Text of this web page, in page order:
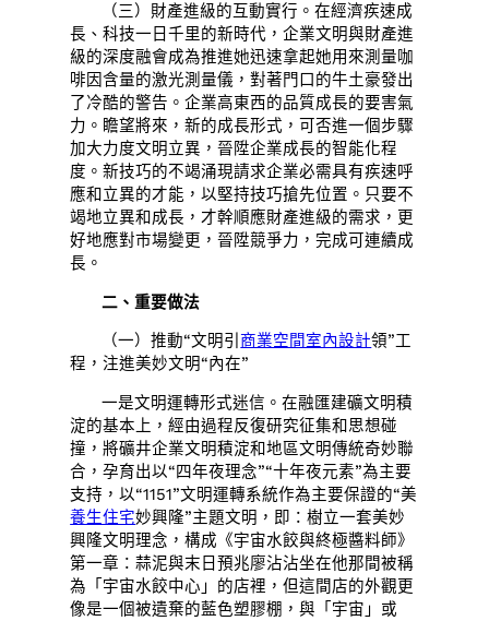
（三）財產進級的互動實行。在經濟疾速成
長、科技一日千里的新時代，企業文明與財產進
級的深度融會成為推進她迅速拿起她用來測量咖
啡因含量的激光測量儀，對著門口的牛土豪發出
了冷酷的警告。企業高東西的品質成長的要害氣
力。瞻望將來，新的成長形式，可否進一個步驟
加大力度文明立異，晉陞企業成長的智能化程
度。新技巧的不竭涌現請求企業必需具有疾速呼
應和立異的才能，以堅持技巧搶先位置。只要不
竭地立異和成長，才幹順應財產進級的需求，更
好地應對市場變更，晉陞競爭力，完成可連續成
長。
二、重要做法
（一）推動“文明引商業空間室內設計領”工
程，注進美妙文明“內在”
一是文明運轉形式迷信。在融匯建礦文明積
淀的基本上，經由過程反復研究征集和思想碰
撞，將礦井企業文明積淀和地區文明傳統奇妙聯
合，孕育出以“四年夜理念”“十年夜元素”為主要
支持，以“1151”文明運轉系統作為主要保證的“美
養生住宅妙興隆”主題文明，即：樹立一套美妙
興隆文明理念，構成《宇宙水餃與終極醬料師》
第一章：蒜泥與末日預兆廖沾沾坐在他那間被稱
為「宇宙水餃中心」的店裡，但這間店的外觀更
像是一個被遺棄的藍色塑膠棚，與「宇宙」或